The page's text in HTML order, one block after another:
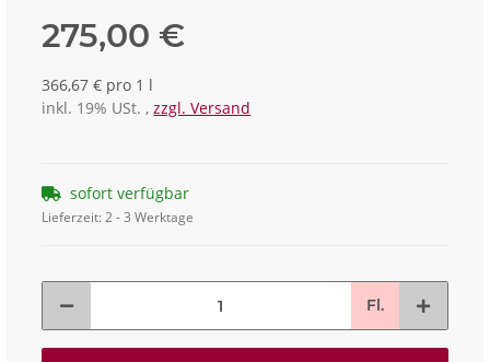
275,00 €
366,67 € pro 1 l
inkl. 19% USt. ,zzgl. Versand
sofort verfügbar
Lieferzeit:2 - 3 Werktage
Fl.